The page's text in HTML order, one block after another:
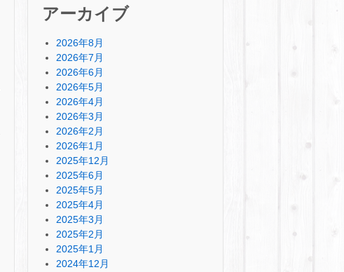
アーカイブ
2026年8月
2026年7月
2026年6月
2026年5月
2026年4月
2026年3月
2026年2月
2026年1月
2025年12月
2025年6月
2025年5月
2025年4月
2025年3月
2025年2月
2025年1月
2024年12月